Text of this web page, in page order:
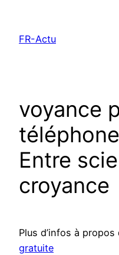
contenu
FR-Actu
voyance
Entre
croyance
Plus d’infos à propos
gratuite